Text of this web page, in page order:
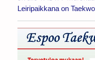
Leiripaikkana on